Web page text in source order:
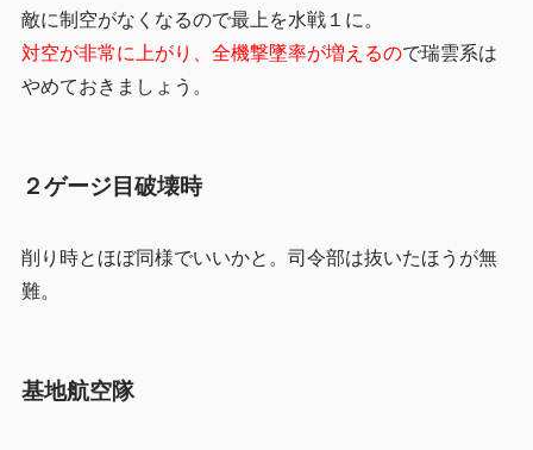
敵に制空がなくなるので最上を水戦１に。
対空が非常に上がり、全機撃墜率が増えるので瑞雲系は
やめておきましょう。
２ゲージ目破壊時
削り時とほぼ同様でいいかと。司令部は抜いたほうが無
難。
基地航空隊